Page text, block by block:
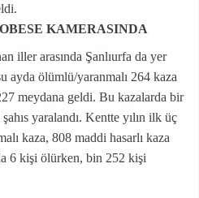
KAMERASINDA
iller arasında Şanlıurfa da yer
ayda ölümlü/yaranmalı 264 kaza
meydana geldi. Bu kazalarda bir
yaralandı. Kentte yılın ilk üç
kaza, 808 maddi hasarlı kaza
6 kişi ölürken, bin 252 kişi